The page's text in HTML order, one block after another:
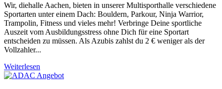
Wir, diehalle Aachen, bieten in unserer Multisporthalle verschiedene
Sportarten unter einem Dach: Bouldern, Parkour, Ninja Warrior,
Trampolin, Fitness und vieles mehr! Verbringe Deine sportliche
Auszeit vom Ausbildungsstress ohne Dich für eine Sportart
entscheiden zu müssen. Als Azubis zahlst du 2 € weniger als der
Vollzahler...
Weiterlesen